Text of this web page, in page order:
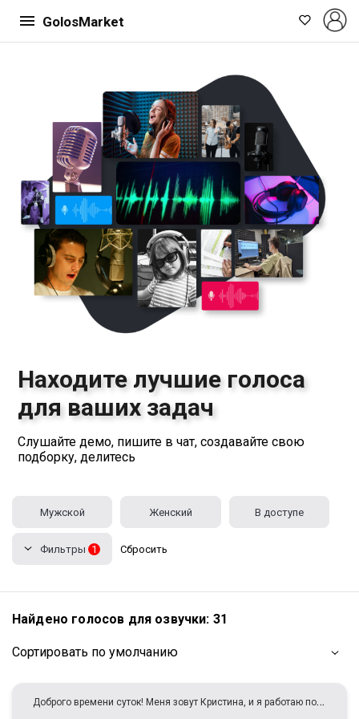
GolosMarket
Находите лучшие голоса
для ваших задач
Слушайте демо, пишите в чат, создавайте свою
подборку, делитесь
Мужской Женский В доступе
Фильтры 1 Сбросить
Найдено голосов для озвучки: 31
Сортировать по умолчанию
Д
оброго времени суток! Меня зовут Кристина, и я работаю под псевдонимом Саманта Браун (или просто SamBrayn). Я — профессиональный голосовой артист, готовый придать вашему проекту выразительность и эмоциональность живым голосом Мой голос поможет создать нужную атмосферу — от тёплой и дружелюбной до серьёзной и деловой. Работу выполняю качественно, оперативно и с вниманием к деталям. Опыт работы уже более 2х лет.